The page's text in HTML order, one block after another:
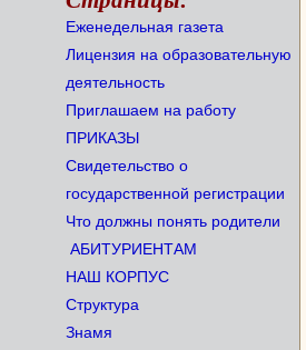
Еженедельная газета
Лицензия на образовательную
деятельность
Приглашаем на работу
ПРИКАЗЫ
Свидетельство о
государственной регистрации
Что должны понять родители
АБИТУРИЕНТАМ
НАШ КОРПУС
Структура
Знамя